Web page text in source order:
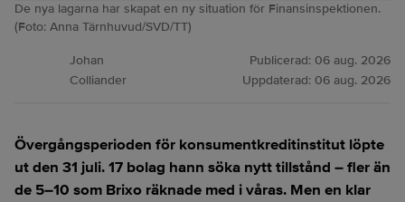
De nya lagarna har skapat en ny situation för Finansinspektionen.
(Foto: Anna Tärnhuvud/SVD/TT)
Johan
Colliander
Publicerad: 06 aug. 2026
Uppdaterad: 06 aug. 2026
Övergångsperioden för konsumentkreditinstitut löpte
ut den 31 juli. 17 bolag hann söka nytt tillstånd – fler än
de 5–10 som Brixo räknade med i våras. Men en klar